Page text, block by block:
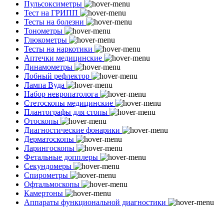
Пульсоксиметры
Тест на ГРИПП
Тесты на болезни
Тонометры
Глюкометры
Тесты на наркотики
Аптечки медицинские
Динамометры
Лобный рефлектор
Лампа Вуда
Набор невропатолога
Стетоскопы медицинские
Плантографы для стопы
Отоскопы
Диагностические фонарики
Дерматоскопы
Ларингоскопы
Фетальные допплеры
Секундомеры
Спирометры
Офтальмоскопы
Камертоны
Аппараты функциональной диагностики